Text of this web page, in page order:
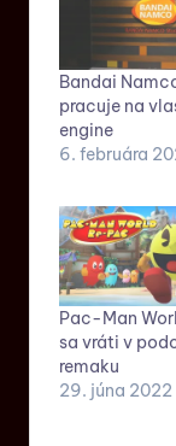
Bandai
pracuje na
engine
6. februára
Pac-Man
sa vráti v
remaku
29. júna 2022